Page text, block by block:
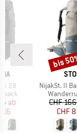
28
Preis
ab
Artikel
NijakSt. II
CHF
CHF
Rabatt
bis